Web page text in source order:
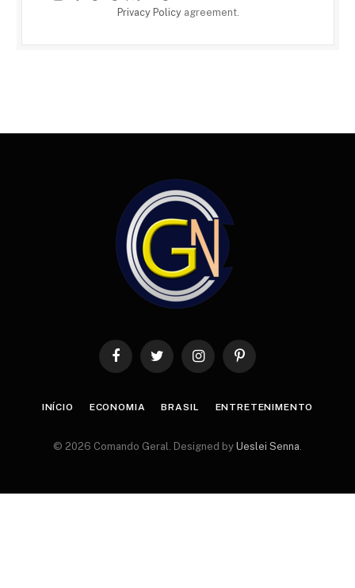
Privacy Policyagreement.
FacebookTwitter InstagramPinterest
INÍCIO ECONOMIA BRASIL ENTRETENIMENTO
© 2026 Comando Geral. Designed by Ueslei Senna.